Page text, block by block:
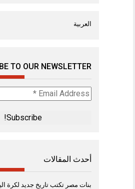
العربية
TO OUR NEWSLETTER
Email
Address
أحدث المقالات
بنات مصر تكتب تاريخ جديد لكرة